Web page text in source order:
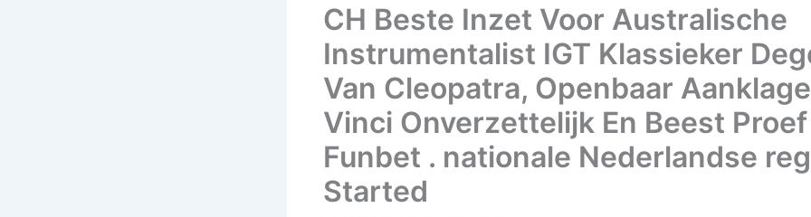
CH Beste Inzet Voor Australische
Instrumentalist IGT Klassieker
Van Cleopatra, Openbaar
Vinci Onverzettelijk En Beest Proef
Funbet . nationale Nederlandse
Started